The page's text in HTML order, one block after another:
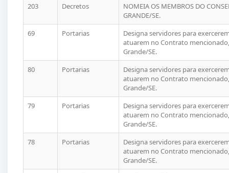
203
Decretos
NOMEIA OS MEMBROS DO
GRANDE/SE.
69
Portarias
Designa servidores para
atuarem no Contrato
Grande/SE.
80
Portarias
Designa servidores para
atuarem no Contrato
Grande/SE.
79
Portarias
Designa servidores para
atuarem no Contrato
Grande/SE.
78
Portarias
Designa servidores para
atuarem no Contrato
Grande/SE.